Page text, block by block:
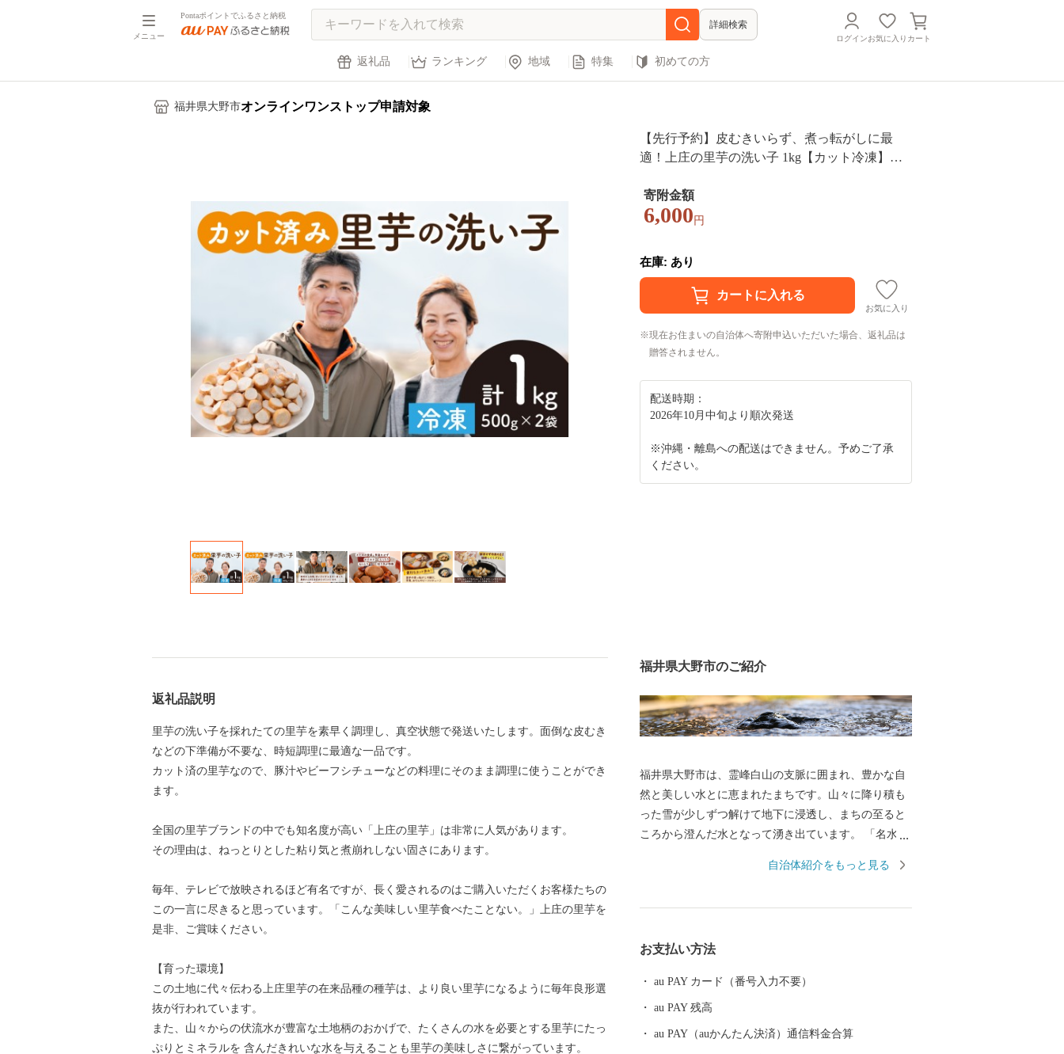
メニュー
Pontaポイントでふるさと納税
詳細検索
ログインお気に入り カート
返礼品 ランキング 地域 特集 初めての方
福井県大野市オンラインワンストップ申請対象
【先行予約】皮むきいらず、煮っ転がしに最
適！上庄の里芋の洗い子 1kg【カット冷凍】【1
寄附金額
6,000 円
在庫: あり
お気に入り
現在お住まいの自治体へ寄附申込いただいた場合、返礼品は
贈答されません。
配送時期：
2026年10月中旬より順次発送
※沖縄・離島への配送はできません。予めご了承
ください。
返礼品説明
里芋の洗い子を採れたての里芋を素早く調理し、真空状態で発送いたします。面倒な皮むき
などの下準備が不要な、時短調理に最適な一品です。
カット済の里芋なので、豚汁やビーフシチューなどの料理にそのまま調理に使うことができ
ます。
全国の里芋ブランドの中でも知名度が高い「上庄の里芋」は非常に人気があります。
その理由は、ねっとりとした粘り気と煮崩れしない固さにあります。
毎年、テレビで放映されるほど有名ですが、長く愛されるのはご購入いただくお客様たちの
この一言に尽きると思っています。「こんな美味しい里芋食べたことない。」上庄の里芋を
是非、ご賞味ください。
【育った環境】
この土地に代々伝わる上庄里芋の在来品種の種芋は、より良い里芋になるように毎年良形選
抜が行われています。
また、山々からの伏流水が豊富な土地柄のおかげで、たくさんの水を必要とする里芋にたっ
ぷりとミネラルを 含んだきれいな水を与えることも里芋の美味しさに繋がっています。
福井県大野市のご紹介
福井県大野市は、霊峰白山の支脈に囲まれ、豊かな自
然と美しい水とに恵まれたまちです。山々に降り積も
った雪が少しずつ解けて地下に浸透し、まちの至ると
ころから澄んだ水となって湧き出ています。 「名水百
選ばれています。 まちの中心にそびえる越前大野城
都」と呼ばれています。 大野市では、未来の子どもた
実現を目指し、みんなが大野を好きになる「未来へつ
なぐまちづくり」を進めています。
自治体紹介をもっと見る
お支払い方法
au PAY カード（番号入力不要）
au PAY 残高
au PAY（auかんたん決済）通信料金合算